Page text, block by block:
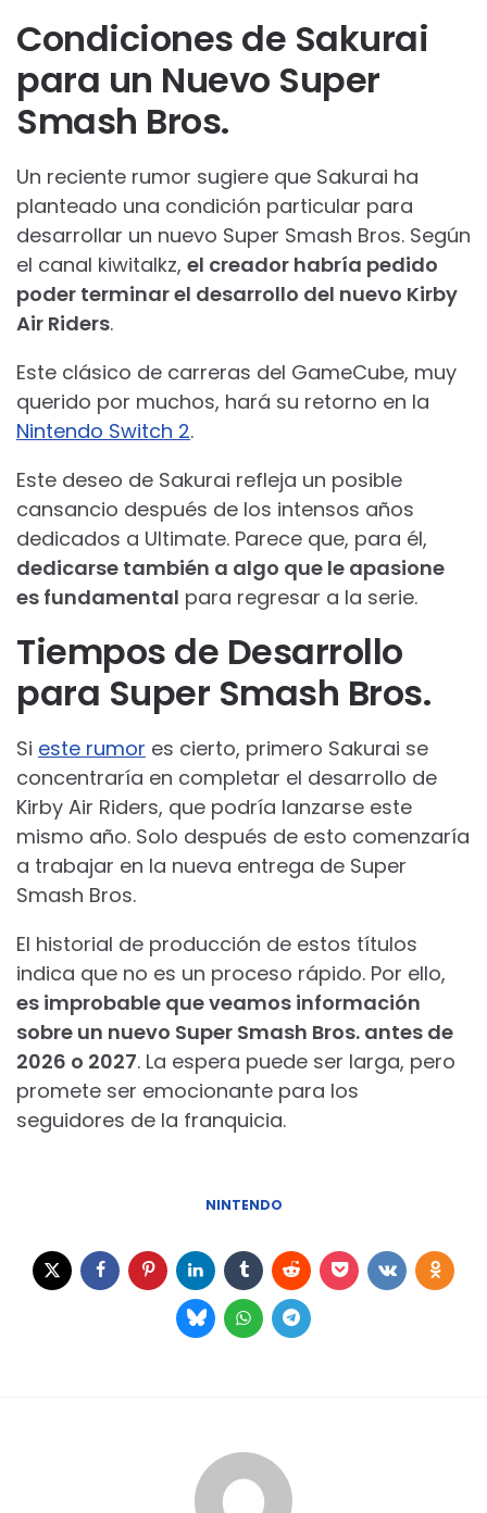
Condiciones de Sakurai
para un Nuevo Super
Smash Bros.
Un reciente rumor sugiere que Sakurai ha
planteado una condición particular para
desarrollar un nuevo Super Smash Bros. Según
el canal kiwitalkz, el creador habría pedido
poder terminar el desarrollo del nuevo Kirby
Air Riders.
Este clásico de carreras del GameCube, muy
querido por muchos, hará su retorno en la
Nintendo Switch 2.
Este deseo de Sakurai refleja un posible
cansancio después de los intensos años
dedicados a Ultimate. Parece que, para él,
dedicarse también a algo que le apasione
es fundamental para regresar a la serie.
Tiempos de Desarrollo
para Super Smash Bros.
Si este rumor es cierto, primero Sakurai se
concentraría en completar el desarrollo de
Kirby Air Riders, que podría lanzarse este
mismo año. Solo después de esto comenzaría
a trabajar en la nueva entrega de Super
Smash Bros.
El historial de producción de estos títulos
indica que no es un proceso rápido. Por ello,
es improbable que veamos información
sobre un nuevo Super Smash Bros. antes de
2026 o 2027. La espera puede ser larga, pero
promete ser emocionante para los
seguidores de la franquicia.
NINTENDO